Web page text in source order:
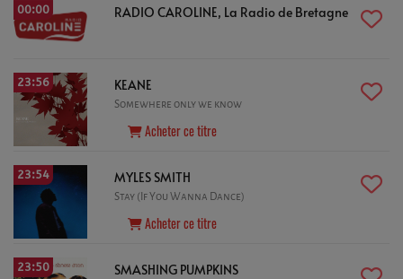
00:00 RADIO CAROLINE, La Radio de Bretagne
23:56 KEANE
Somewhere only we know
Acheter ce titre
23:54 MYLES SMITH
Stay (If You Wanna Dance)
Acheter ce titre
23:50 SMASHING PUMPKINS